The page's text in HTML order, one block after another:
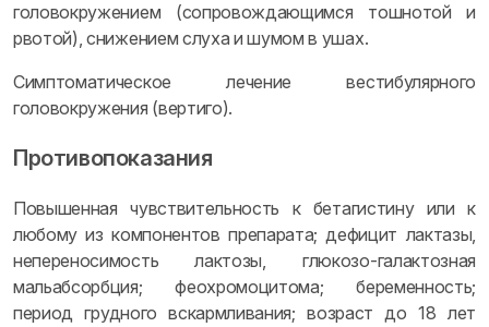
головокружением (сопровождающимся тошнотой и
рвотой), снижением слуха и шумом в ушах.
Симптоматическое лечение вестибулярного
головокружения (вертиго).
Противопоказания
Повышенная чувствительность к бетагистину или к
любому из компонентов препарата; дефицит лактазы,
непереносимость лактозы, глюкозо-галактозная
мальабсорбция; феохромоцитома; беременность;
период грудного вскармливания; возраст до 18 лет